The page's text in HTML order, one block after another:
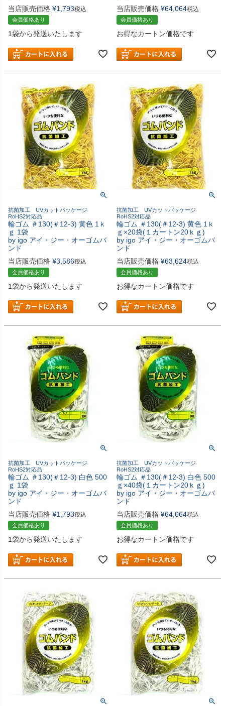
当店販売価格 ¥1,793税込
会員価格あり
1袋から発送いたします
当店販売価格 ¥64,064税込
会員価格あり
お得なカートン価格です
抗菌加工 UVカットパッケージ
RoHS2対応品
輪ゴム ＃130(＃12-3) 黄色 1ｋ
ｇ 1袋
by igo アイ・ジー・オーゴムバ
ンド
当店販売価格 ¥3,586税込
会員価格あり
1袋から発送いたします
抗菌加工 UVカットパッケージ
RoHS2対応品
輪ゴム ＃130(＃12-3) 黄色 1ｋ
ｇ×20袋(１カートン20ｋｇ)
by igo アイ・ジー・オーゴムバ
ンド
当店販売価格 ¥63,624税込
会員価格あり
お得なカートン価格です
抗菌加工 UVカットパッケージ
RoHS2対応品
輪ゴム ＃130(＃12-3) 白色 500
ｇ 1袋
by igo アイ・ジー・オーゴムバ
ンド
当店販売価格 ¥1,793税込
会員価格あり
1袋から発送いたします
抗菌加工 UVカットパッケージ
RoHS2対応品
輪ゴム ＃130(＃12-3) 白色 500
ｇ×40袋(１カートン20ｋｇ)
by igo アイ・ジー・オーゴムバ
ンド
当店販売価格 ¥64,064税込
会員価格あり
お得なカートン価格です